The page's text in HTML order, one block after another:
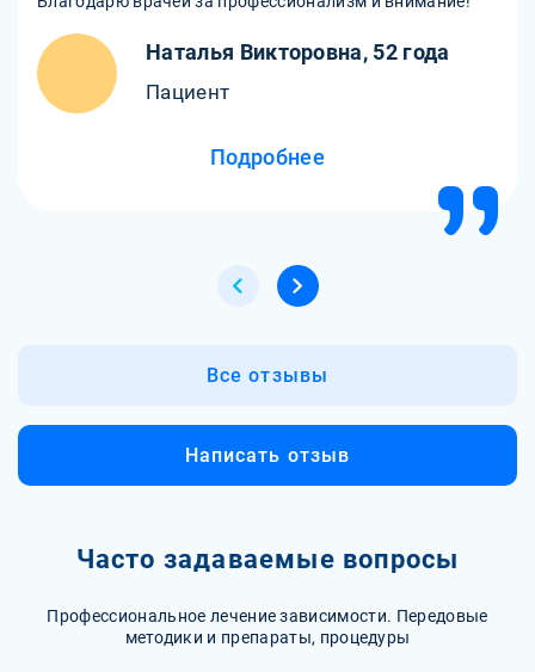
Наталья Викторовна, 52 года
Пациент
Подробнее
Все отзывы
Написать отзыв
Часто задаваемые вопросы
Профессиональное лечение зависимости. Передовые
методики и препараты, процедуры